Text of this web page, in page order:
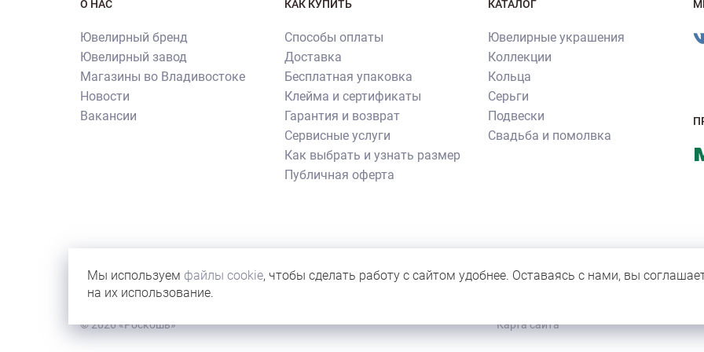
О НАС
Ювелирный бренд
Ювелирный завод
Магазины во Владивостоке
Новости
Вакансии
КАК КУПИТЬ
Способы оплаты
Доставка
Бесплатная упаковка
Клейма и сертификаты
Гарантия и возврат
Сервисные услуги
Как выбрать и узнать размер
Публичная оферта
КАТАЛОГ
Ювелирные украшения
Коллекции
Кольца
Серьги
Подвески
Свадьба и помолвка
их копирования и использования требуется письменное согласие правообладателя. Все прочие фотографии не
иллюстрации новостей бренда или с учебной целью для персонала компании.
© 2026 «Роскошь» Карта сайта
Мы используем файлы cookie, чтобы сделать работу с сайтом удобнее. Оставаясь с нами, вы
на их использование.